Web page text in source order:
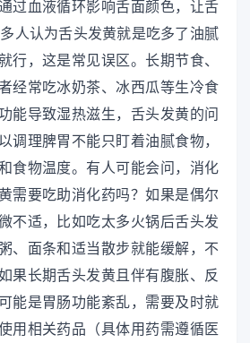
过血液循环影响舌面颜色，让舌
人认为舌头发黄就是吃多了油腻
行，这是常见误区。长期节食、
经常吃冰奶茶、冰西瓜等生冷食
能导致湿热滋生，舌头发黄的问
调理脾胃不能只盯着油腻食物，
食物温度。有人可能会问，消化
需要吃助消化药吗？如果是偶尔
不适，比如吃太多火锅后舌头发
、面条和适当散步就能缓解，不
果长期舌头发黄且伴有腹胀、反
能是胃肠功能紊乱，需要及时就
用相关药品（具体用药需遵循医